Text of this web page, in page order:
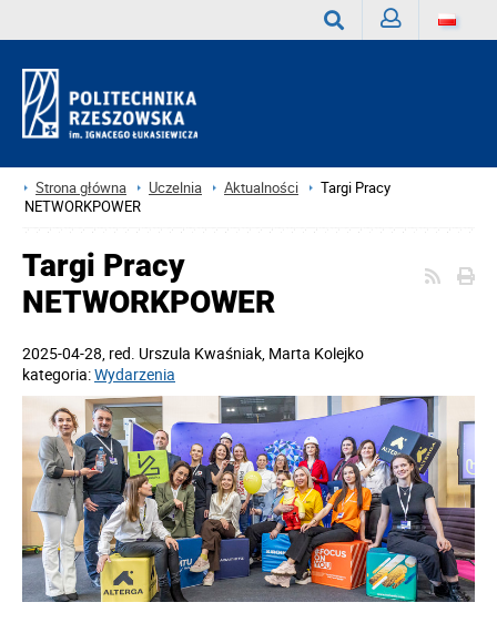
Strona główna Uczelnia Aktualności
Targi Pracy
NETWORKPOWER
Targi Pracy
NETWORKPOWER
2025-04-28, red. Urszula Kwaśniak, Marta Kolejko
kategoria:Wydarzenia